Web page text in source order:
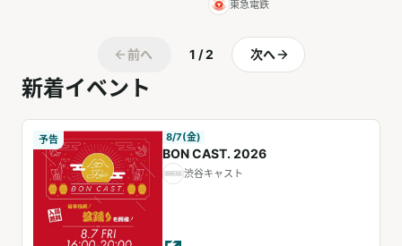
東急電鉄
前へ 1 / 2 次へ
新着イベント
予告 8/7(金)
BON CAST. 2026
渋谷キャスト